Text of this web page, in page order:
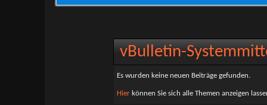
vBulletin-
Es wurden keine neuen Beiträge gefunden.
Hier können Sie sich alle Themen anzeigen